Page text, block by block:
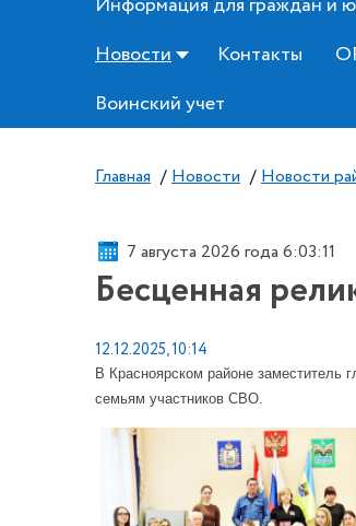
Новости
Контакты
Воинский учет
Главная / Новости / Новости
7 августа 2026 года 6:03:11
Бесценная
12.12.2025, 10:14
В Красноярском районе заместитель
семьям участников СВО.